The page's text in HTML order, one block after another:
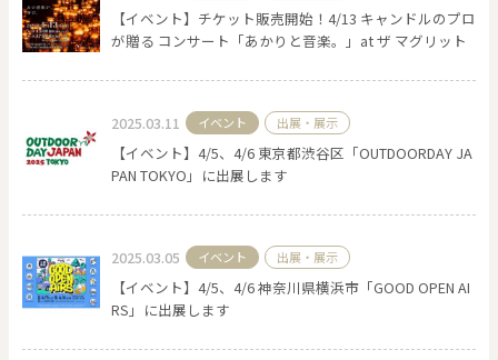
【イベント】チケット販売開始！4/13 キャンドルのプロ
が贈る コンサート「あかりと音楽。」at ザ マグリット
2025.03.11 イベント 出展・展示
【イベント】4/5、4/6 東京都渋谷区「OUTDOORDAY JA
PAN TOKYO」に出展します
2025.03.05 イベント 出展・展示
【イベント】4/5、4/6 神奈川県横浜市「GOOD OPEN AI
RS」に出展します